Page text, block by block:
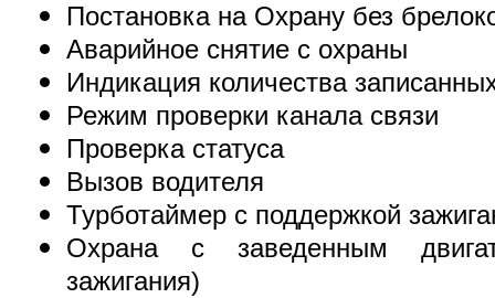
Постановка на Охрану без
Аварийное снятие с охраны
Индикация количества
Режим проверки канала связи
Проверка статуса
Вызов водителя
Турботаймер с поддержкой
Охрана с заведенным
зажигания)